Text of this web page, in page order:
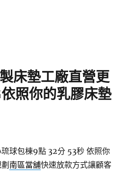
床墊工廠直營更
照你的乳膠床墊
球包棟9點 32分 53秒 依照你
南區當舖快速放款方式讓顧客